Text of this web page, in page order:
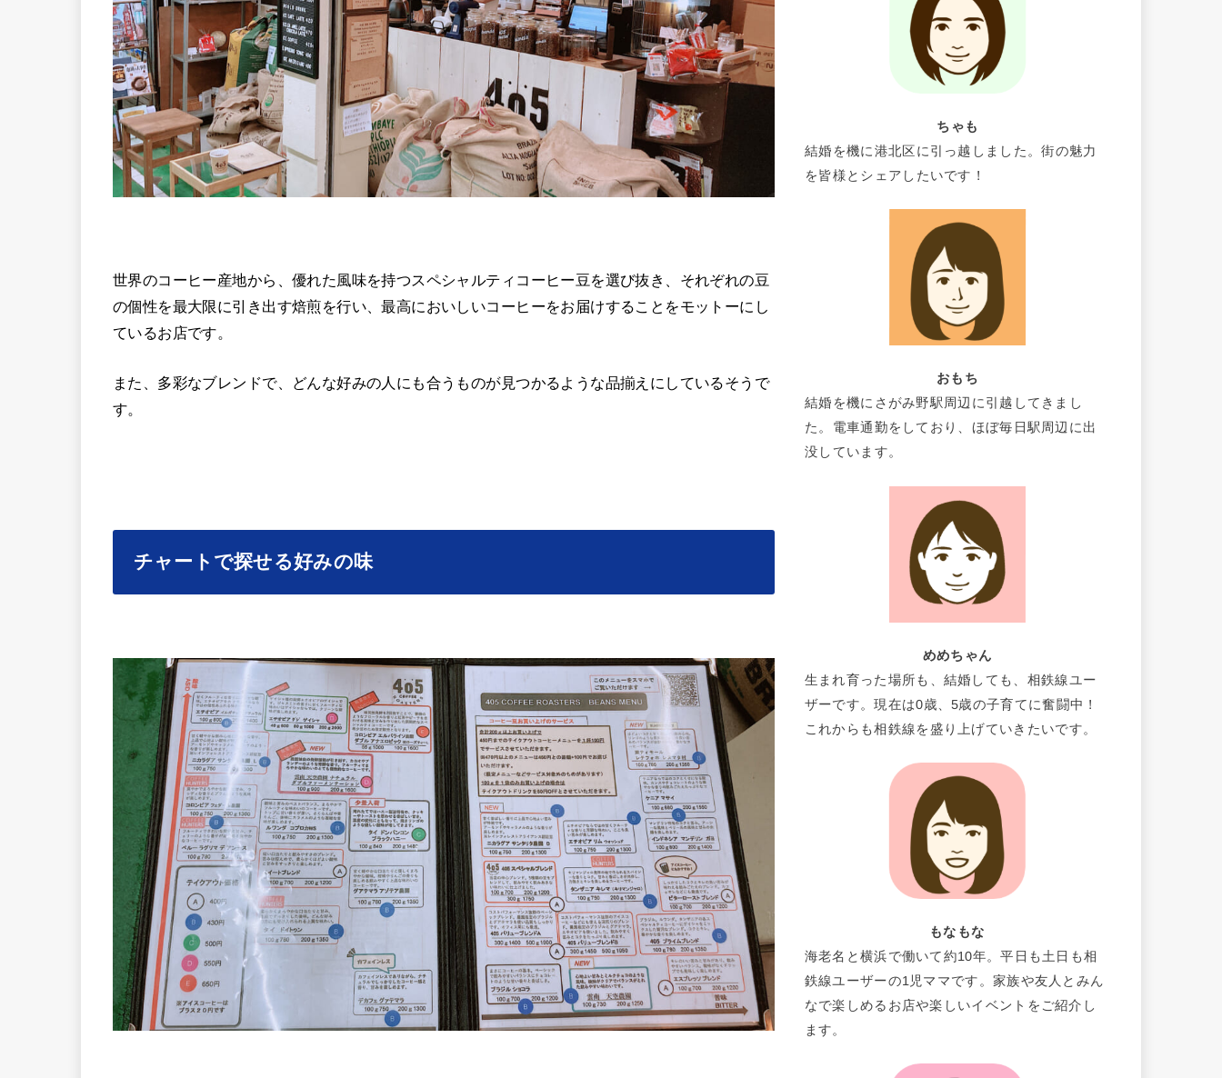
世界のコーヒー産地から、優れた風味を持つスペシャルティコーヒー豆を選び抜き、それぞれの豆
の個性を最大限に引き出す焙煎を行い、最高においしいコーヒーをお届けすることをモットーにし
ているお店です。
また、多彩なブレンドで、どんな好みの人にも合うものが見つかるような品揃えにしているそうで
す。
チャートで探せる好みの味
ちゃも
結婚を機に港北区に引っ越しました。街の魅力
を皆様とシェアしたいです！
おもち
結婚を機にさがみ野駅周辺に引越してきまし
た。電車通勤をしており、ほぼ毎日駅周辺に出
没しています。
めめちゃん
生まれ育った場所も、結婚しても、相鉄線ユー
ザーです。現在は0歳、5歳の子育てに奮闘中！
これからも相鉄線を盛り上げていきたいです。
もなもな
海老名と横浜で働いて約10年。平日も土日も相
鉄線ユーザーの1児ママです。家族や友人とみん
なで楽しめるお店や楽しいイベントをご紹介し
ます。